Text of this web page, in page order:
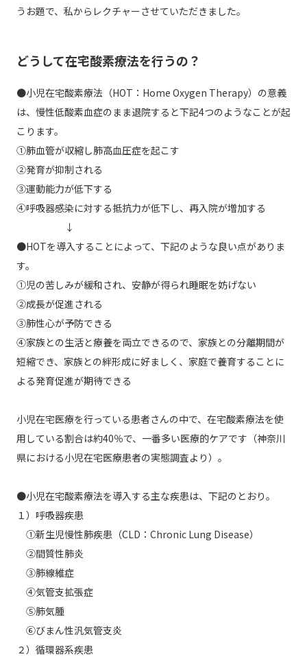
うお題で、私からレクチャーさせていただきました。
どうして在宅酸素療法を行うの？
●小児在宅酸素療法（HOT：Home Oxygen Therapy）の意義
は、慢性低酸素血症のまま退院すると下記4つのようなことが起
こります。
①肺血管が収縮し肺高血圧症を起こす
②発育が抑制される
③運動能力が低下する
④呼吸器感染に対する抵抗力が低下し、再入院が増加する
↓
●HOTを導入することによって、下記のような良い点がありま
す。
①児の苦しみが緩和され、安静が得られ睡眠を妨げない
②成長が促進される
③肺性心が予防できる
④家族との生活と療養を両立できるので、家族との分離期間が
短縮でき、家族との絆形成に好ましく、家庭で養育することに
よる発育促進が期待できる
小児在宅医療を行っている患者さんの中で、在宅酸素療法を使
用している割合は約40％で、一番多い医療的ケアです（神奈川
県における小児在宅医療患者の実態調査より）。
●小児在宅酸素療法を導入する主な疾患は、下記のとおり。
１）呼吸器疾患
①新生児慢性肺疾患（CLD：Chronic Lung Disease）
②間質性肺炎
③肺線維症
④気管支拡張症
⑤肺気腫
⑥びまん性汎気管支炎
２）循環器系疾患